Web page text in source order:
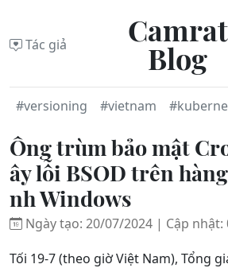
Tác giả Blog
#versioning #vietnam
Ông trùm bảo mật
ây lỗi BSOD trên
nh Windows
Ngày tạo: 20/07/2024 | Cập nhật:
Tối 19-7 (theo giờ Việt Nam), Tổng